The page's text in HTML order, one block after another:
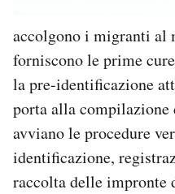
accolgono i migranti al
forniscono le prime
la pre-identificazione
porta alla compilazione
avviano le procedure
identificazione,
raccolta delle impronte